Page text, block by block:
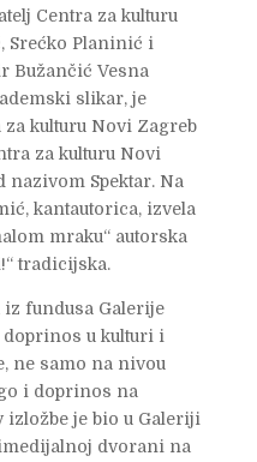
Centra za kulturu
Srećko Planinić i
Bužančić Vesna
slikar, je
kulturu Novi Zagreb
za kulturu Novi
nazivom Spektar. Na
kantautorica, izvela
mraku“ autorska
tradicijska.
fundusa Galerije
u kulturi i
ne samo na nivou
i doprinos na
izložbe je bio u Galeriji
dvorani na